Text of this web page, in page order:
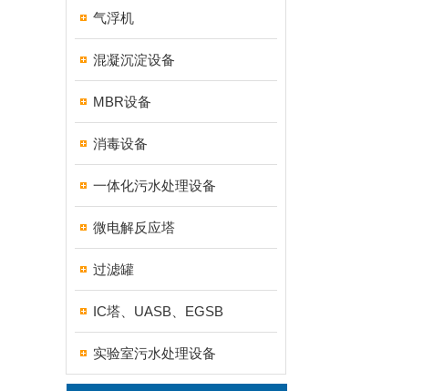
气浮机
混凝沉淀设备
MBR设备
消毒设备
一体化污水处理设备
微电解反应塔
过滤罐
IC塔、UASB、EGSB
实验室污水处理设备